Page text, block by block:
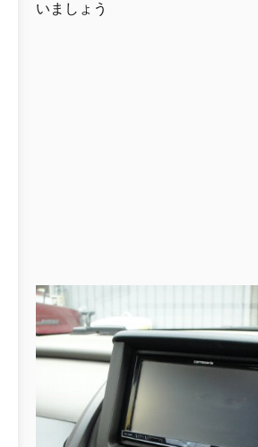
いましょう